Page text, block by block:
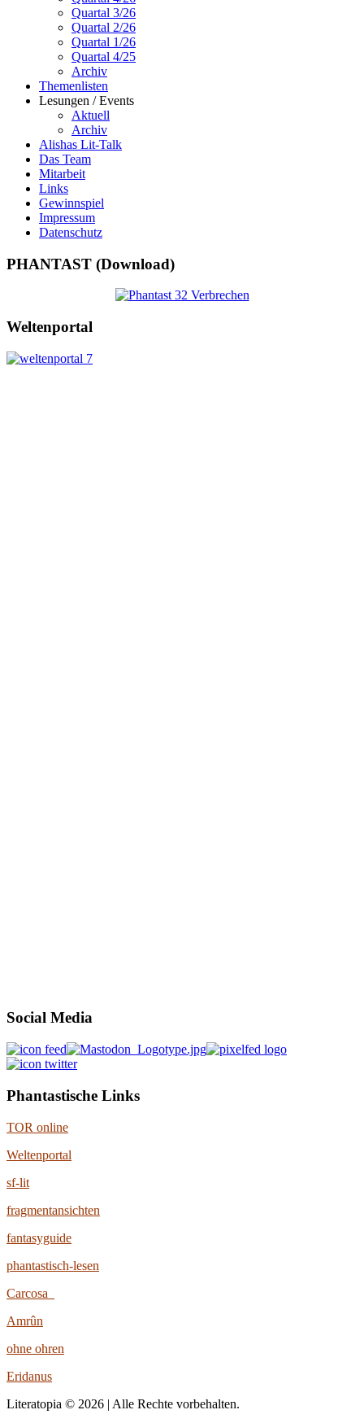
Quartal 3/26
Quartal 2/26
Quartal 1/26
Quartal 4/25
Archiv
Themenlisten
Lesungen / Events
Aktuell
Archiv
Alishas Lit-Talk
Das Team
Mitarbeit
Links
Gewinnspiel
Impressum
Datenschutz
PHANTAST (Download)
Weltenportal
Social Media
Phantastische Links
TOR online
Weltenportal
sf-lit
fragmentansichten
fantasyguide
phantastisch-lesen
Carcosa
Amrûn
ohne ohren
Eridanus
Literatopia © 2026 | Alle Rechte vorbehalten.